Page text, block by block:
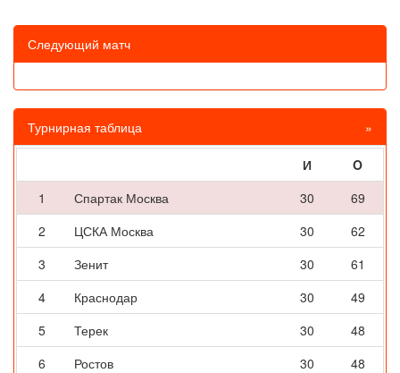
Следующий матч
Турнирная таблица »
И
O
1
Спартак Москва 30
69
2
ЦСКА Москва 30
62
3
Зенит 30
61
4
Краснодар 30
49
5
Терек 30
48
6
Ростов 30
48